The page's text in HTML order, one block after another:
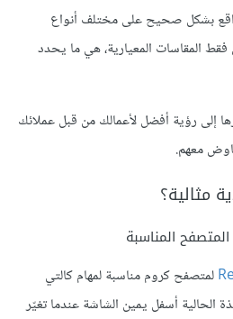
بشكل صحيح على مختلف أنواع
المقاسات المعيارية، هي ما يحدد
إلى رؤية أفضل لأعمالك من قبل عملائك
معهم.
مثالية؟
المناسبة
لمتصفح كروم مناسبة لمهام كالتي
الحالية أسفل يمين الشاشة عندما تغيّر